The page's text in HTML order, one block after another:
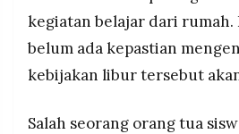
kegiatan belajar dari rumah.
belum ada kepastian
kebijakan libur tersebut
Salah seorang orang tua